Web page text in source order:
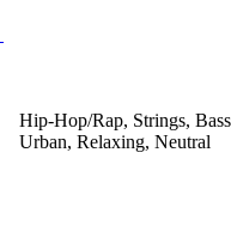
Hip-Hop/Rap, Strings,
Urban, Relaxing, Neutral